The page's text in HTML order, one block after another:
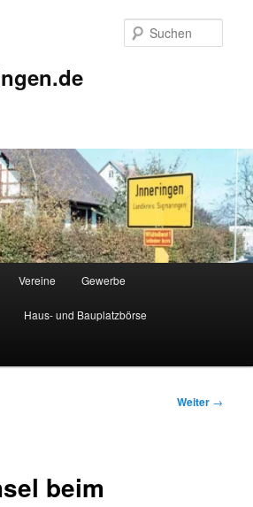
Vereine Gewerbe
Haus- und Bauplatzbörse
Weiter →
beim